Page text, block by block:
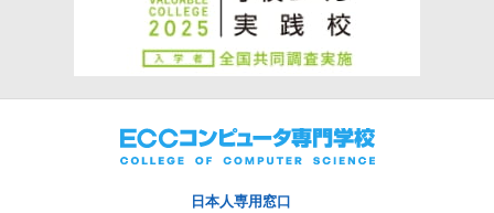
日本人専用窓口